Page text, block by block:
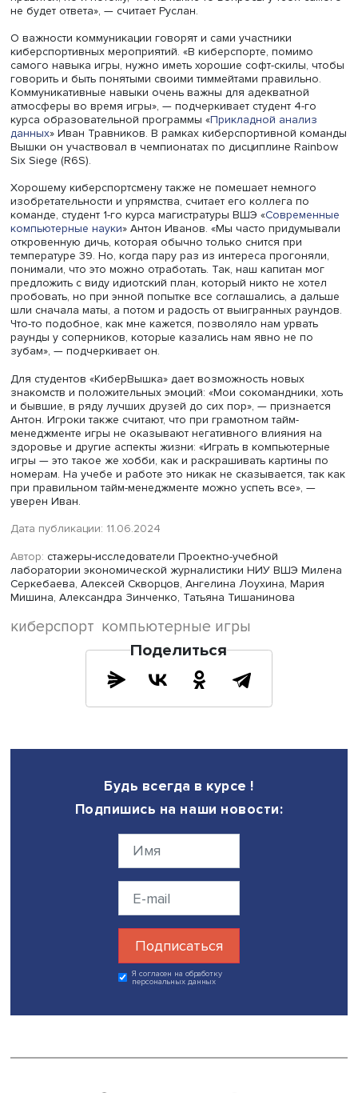
классификации болезней также выделяетигровое
расстройство. Основные симптомы включают в себя
контроля на фоне увлечения азартными видеоиграми,
также увеличение приоритета игр над другими видами
деятельности. Игровое расстройство затрагивает лишь
небольшую часть людей, но нужно оставаться
количеству времени, которое тратится на игровую
деятельность, предупреждает организация.
Фото: iStock
Кроме того, высокая интенсивность тренировок и
соревнований в киберспорте может привести к стрессу,
психическим заболеваниям и физическим проблемам.
— так, спортсмены могут использовать стимуляторы для
повышения концентрации и улучшения реакции:
анксиолитические препараты и бета-блокаторы, чтобы
сохранять спокойствие в частых стрессовых ситуациях.
Руслан Атауллин признается, что с допингом как
киберспорте не сталкивался. По его словам, здесь
распространено читерство — применение
нестандартных приемов или специальных технических
Увлечение видеоиграми часто ассоциируется с низким
«КиберВышки» Руслан Атауллин, успешный
должен в первую очередь обладать сильными софт-
уметь правильно распределять свое время.
«Хороший киберспортсмен должен заботиться о тайм-
менеджменте и личностном факторе. Потому что
— это в большей степени история про коммуникацию. В
киберспорте нельзя, как в футболе, пожать оппоненту
уйти, нужно очень много общаться как с противником,
судьей и, конечно, со своими тиммейтами (партнерами
нравится, но и потому, что на какие-то вопросы у тебя
О важности коммуникации говорят и сами участники